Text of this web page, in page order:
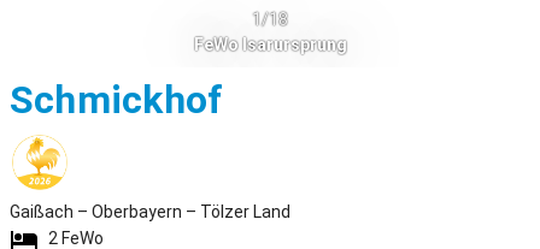
1/18
FeWo Isarursprung
Schmickhof
Gaißach – Oberbayern – Tölzer Land
2 FeWo